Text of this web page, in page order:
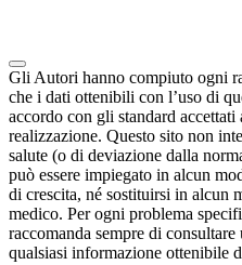
Gli Autori hanno compiuto ogni
che i dati ottenibili con l’uso di
accordo con gli standard accettati
realizzazione. Questo sito non
salute (o di deviazione dalla
può essere impiegato in alcun
di crescita, né sostituirsi in alcun
medico. Per ogni problema
raccomanda sempre di
qualsiasi informazione ottenibile